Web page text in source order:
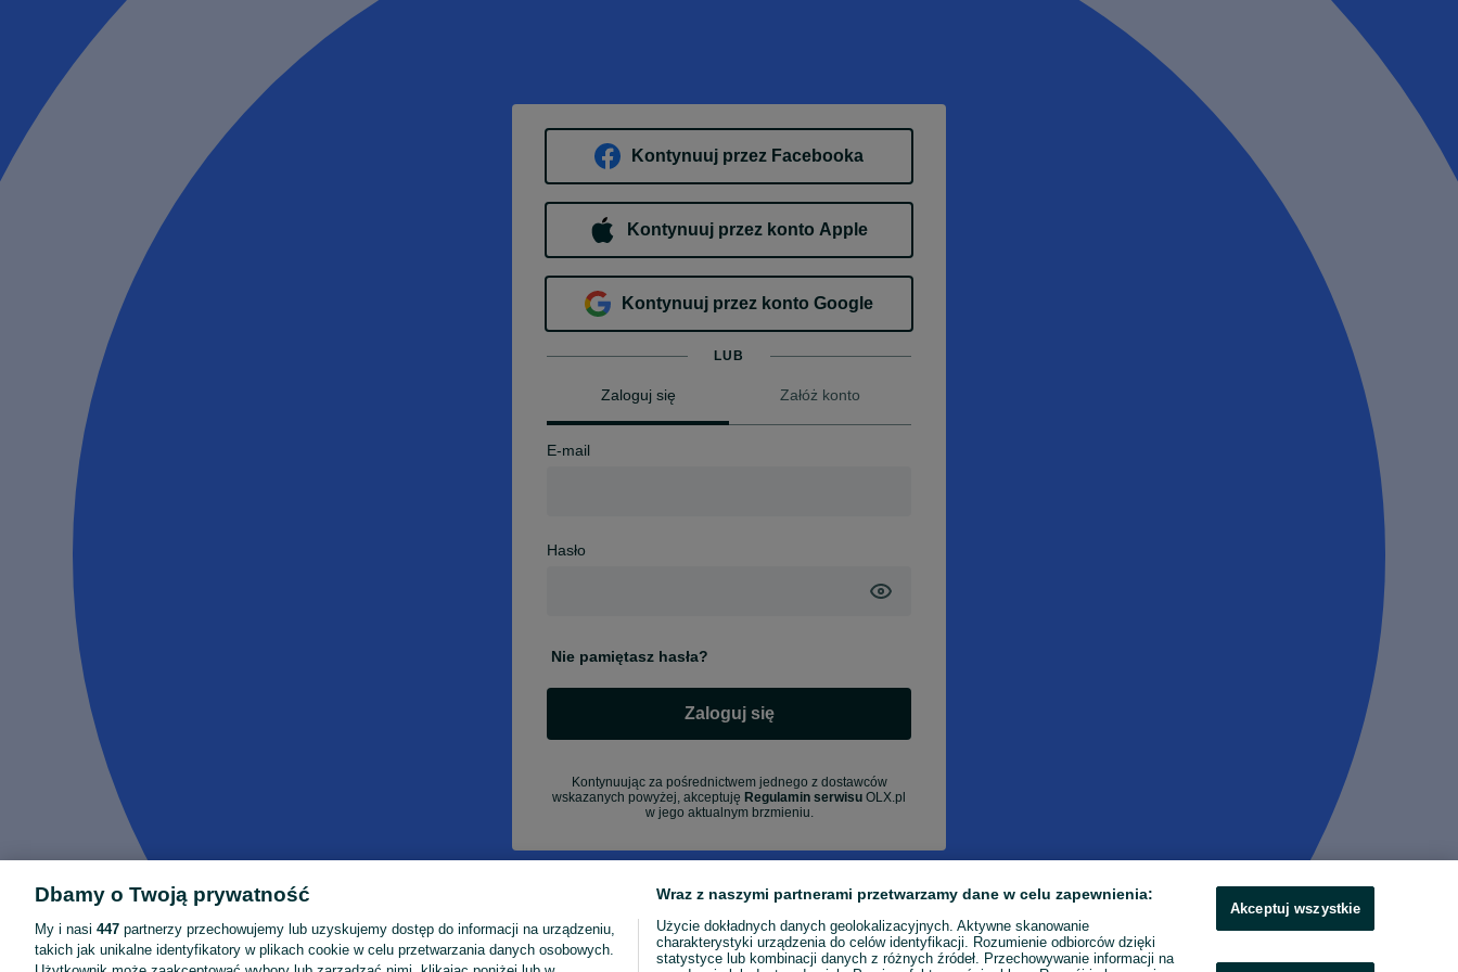
Kontynuuj przez Facebooka
Kontynuuj przez konto Apple
Kontynuuj przez konto Google
LUB
Zaloguj się Załóż konto
E-mail
Hasło
Nie pamiętasz hasła?
Zaloguj się
Kontynuując za pośrednictwem jednego z dostawców
wskazanych powyżej, akceptuję Regulamin serwisu OLX.pl
w jego aktualnym brzmieniu.
Dbamy o Twoją prywatność
My i nasi 447 partnerzy przechowujemy lub uzyskujemy dostęp do informacji na urządzeniu,
takich jak unikalne identyfikatory w plikach cookie w celu przetwarzania danych osobowych.
Wraz z naszymi partnerami przetwarzamy dane w celu zapewnienia:
Użycie dokładnych danych geolokalizacyjnych. Aktywne skanowanie
charakterystyki urządzenia do celów identyfikacji. Rozumienie odbiorców dzięki
statystyce lub kombinacji danych z różnych źródeł. Przechowywanie informacji na
Akceptuj wszystkie